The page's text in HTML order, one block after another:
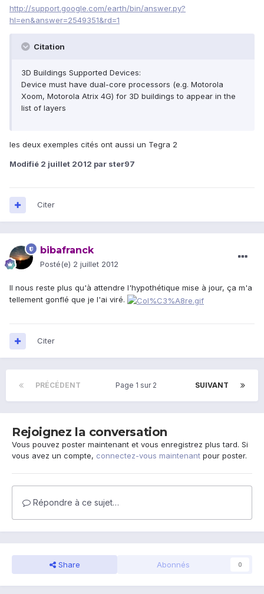
http://support.google.com/earth/bin/answer.py?
hl=en&answer=2549351&rd=1
Citation
3D Buildings Supported Devices:
Device must have dual-core processors (e.g. Motorola
Xoom, Motorola Atrix 4G) for 3D buildings to appear in the
list of layers
les deux exemples cités ont aussi un Tegra 2
Modifié 2 juillet 2012 par ster97
Citer
bibafranck
Posté(e) 2 juillet 2012
Il nous reste plus qu'à attendre l'hypothétique mise à jour, ça m'a
tellement gonflé que je l'ai viré.
Citer
PRÉCÉDENT SUIVANT
Page 1 sur 2
Rejoignez la conversation
Vous pouvez poster maintenant et vous enregistrez plus tard. Si
vous avez un compte, connectez-vous maintenant pour poster.
Répondre à ce sujet…
Share Abonnés 0